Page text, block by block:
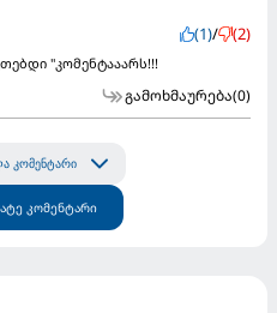
(1)/ (2)
"კომენტააარს!!!
გამოხმაურება(0)
კომენტარი
კომენტარი